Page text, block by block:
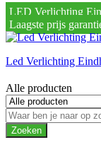
LED Verlichting
Laagste prijs
Led Verlichting
Alle producten
Zoeken